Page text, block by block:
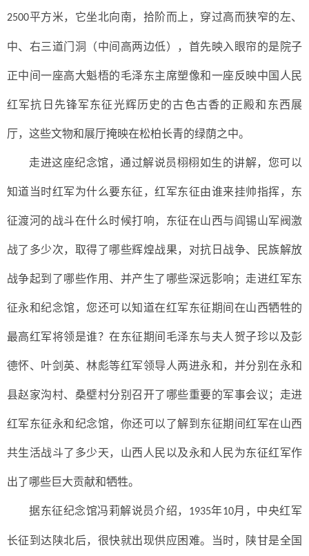
2500平方米，它坐北向南，拾阶而上，穿过高而狭窄的左、
中、右三道门洞（中间高两边低），首先映入眼帘的是院子
正中间一座高大魁梧的毛泽东主席塑像和一座反映中国人民
红军抗日先锋军东征光辉历史的古色古香的正殿和东西展
厅，这些文物和展厅掩映在松柏长青的绿荫之中。
走进这座纪念馆，通过解说员栩栩如生的讲解，您可以
知道当时红军为什么要东征，红军东征由谁来挂帅指挥，东
征渡河的战斗在什么时候打响，东征在山西与阎锡山军阀激
战了多少次，取得了哪些辉煌战果，对抗日战争、民族解放
战争起到了哪些作用、并产生了哪些深远影响；走进红军东
征永和纪念馆，您还可以知道在红军东征期间在山西牺牲的
最高红军将领是谁？在东征期间毛泽东与夫人贺子珍以及彭
德怀、叶剑英、林彪等红军领导人两进永和，并分别在永和
县赵家沟村、桑壁村分别召开了哪些重要的军事会议；走进
红军东征永和纪念馆，你还可以了解到东征期间红军在山西
共生活战斗了多少天，山西人民以及永和人民为东征红军作
出了哪些巨大贡献和牺牲。
据东征纪念馆冯莉解说员介绍， 1935年10月，中央红军
长征到达陕北后，很快就出现供应困难。当时，陕甘是全国